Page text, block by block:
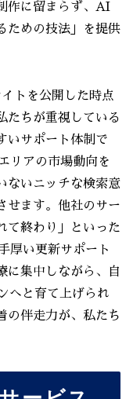
作に留まらず、AI
ための技法」を提供
トを公開した時点
たちが重視している
いサポート体制で
リアの市場動向を
ないニッチな検索意
せます。他社のサー
て終わり」といった
厚い更新サポート
に集中しながら、自
へと育て上げられ
の伴走力が、私たち